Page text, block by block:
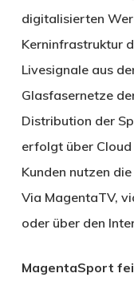
digitalisierten
Kerninfrastruktur
Livesignale aus
Glasfasernetze
Distribution der
erfolgt über Cloud
Kunden nutzen
Via MagentaTV,
oder über den
MagentaSport